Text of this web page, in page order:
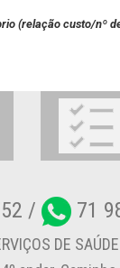
(relação custo/nº
/ 71
DE